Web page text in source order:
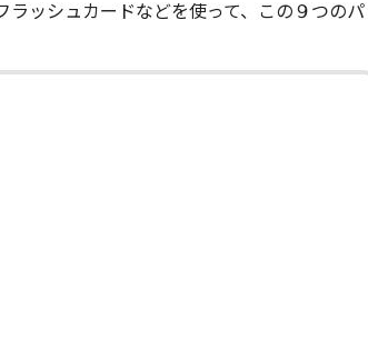
ッシュカードなどを使って、この９つのパ